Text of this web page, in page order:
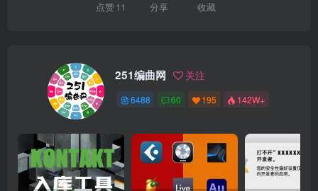
点赞11 分享 收藏
251编曲网 关注
6488 60 195 142W+